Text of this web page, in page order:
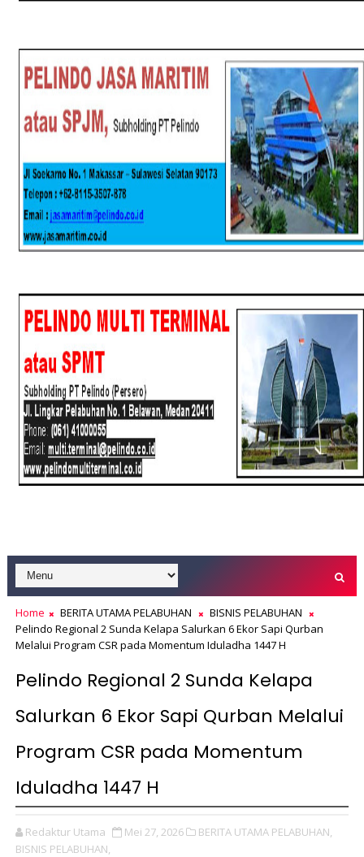
Home BERITA UTAMA PELABUHAN
BISNIS PELABUHAN
Pelindo Regional 2 Sunda Kelapa Salurkan 6 Ekor Sapi Qurban
Melalui Program CSR pada Momentum Iduladha 1447 H
Pelindo Regional 2 Sunda Kelapa
Salurkan 6 Ekor Sapi Qurban Melalui
Program CSR pada Momentum
Iduladha 1447 H
Redaktur Utama Mei 27, 2026
BERITA UTAMA PELABUHAN,
BISNIS PELABUHAN,